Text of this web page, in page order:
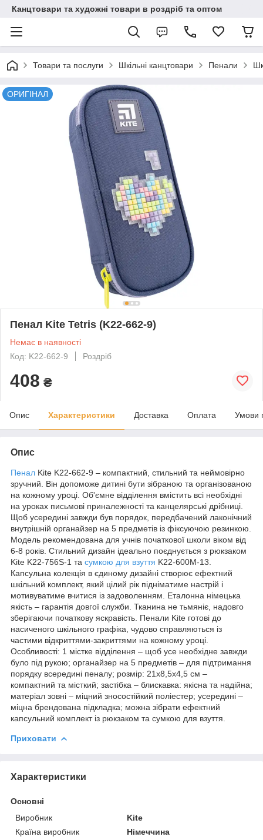
Канцтовари та художні товари в роздріб та оптом
Товари та послуги Шкільні канцтовари Пенали
ОРИГІНАЛ
Пенал Kite Tetris (K22-662-9)
Немає в наявності
Код: K22-662-9
Роздріб
408 ₴
Опис Характеристики Доставка Оплата Умови
Опис
Пенал Kite K22-662-9 – компактний, стильний та неймовірно
зручний. Він допоможе дитині бути зібраною та організованою
на кожному уроці. Об'ємне відділення вмістить всі необхідні
на уроках письмові приналежності та канцелярські дрібниці.
Щоб усередині завжди був порядок, передбачений лаконічний
внутрішній органайзер на 5 предметів із фіксуючою резинкою.
Модель рекомендована для учнів початкової школи віком від
6-8 років. Стильний дизайн ідеально поєднується з рюкзаком
Kite K22-756S-1 та сумкою для взуття K22-600M-13.
Капсульна колекція в єдиному дизайні створює ефектний
шкільний комплект, який цілий рік підніматиме настрій і
мотивуватиме вчитися із задоволенням. Еталонна німецька
якість – гарантія довгої служби. Тканина не тьмяніє, надовго
зберігаючи початкову яскравість. Пенали Kite готові до
насиченого шкільного графіка, чудово справляються із
частими відкриттями-закриттями на кожному уроці.
Особливості: 1 містке відділення – щоб усе необхідне завжди
було під рукою; органайзер на 5 предметів – для підтримання
порядку всередині пеналу; розмір: 21x8,5x4,5 см –
компактний та місткий; застібка – блискавка: якісна та надійна;
матеріал зовні – міцний зносостійкий поліестер; усередині –
міцна брендована підкладка; можна зібрати ефектний
капсульний комплект із рюкзаком та сумкою для взуття.
Приховати
Характеристики
Основні
Виробник
Kite
Країна виробник
Німеччина